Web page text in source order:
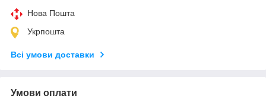
Нова Пошта
Укрпошта
Всі умови доставки
Умови оплати